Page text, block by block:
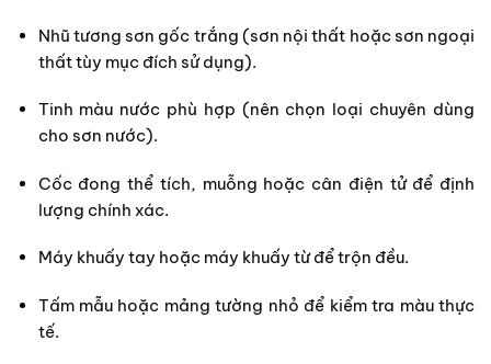
Nhũ tương sơn gốc trắng (sơn nội thất hoặc sơn ngoại
thất tùy mục đích sử dụng).
Tinh màu nước phù hợp (nên chọn loại chuyên dùng
cho sơn nước).
Cốc đong thể tích, muỗng hoặc cân điện tử để định
lượng chính xác.
Máy khuấy tay hoặc máy khuấy từ để trộn đều.
Tấm mẫu hoặc mảng tường nhỏ để kiểm tra màu thực
tế.